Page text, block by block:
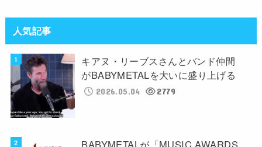
人気記事
キアヌ・リーブスさんとバンド仲間
がBABYMETALを大いに盛り上げる
2026.05.04 2779
BABYMETALが「MUSIC AWARDS